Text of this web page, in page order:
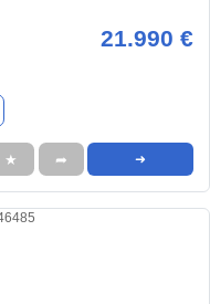
21.990 €
★ ➦ ➜